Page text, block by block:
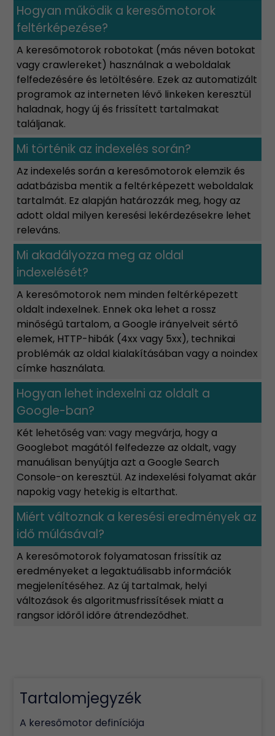
Hogyan működik a keresőmotorok
feltérképezése?
A keresőmotorok robotokat (más néven botokat
vagy crawlereket) használnak a weboldalak
felfedezésére és letöltésére. Ezek az automatizált
programok az interneten lévő linkeken keresztül
haladnak, hogy új és frissített tartalmakat
találjanak.
Mi történik az indexelés során?
Az indexelés során a keresőmotorok elemzik és
adatbázisba mentik a feltérképezett weboldalak
tartalmát. Ez alapján határozzák meg, hogy az
adott oldal milyen keresési lekérdezésekre lehet
releváns.
Mi akadályozza meg az oldal
indexelését?
A keresőmotorok nem minden feltérképezett
oldalt indexelnek. Ennek oka lehet a rossz
minőségű tartalom, a Google irányelveit sértő
elemek, HTTP-hibák (4xx vagy 5xx), technikai
problémák az oldal kialakításában vagy a noindex
címke használata.
Hogyan lehet indexelni az oldalt a
Google-ban?
Két lehetőség van: vagy megvárja, hogy a
Googlebot magától felfedezze az oldalt, vagy
manuálisan benyújtja azt a Google Search
Console-on keresztül. Az indexelési folyamat akár
napokig vagy hetekig is eltarthat.
Miért változnak a keresési eredmények az
idő múlásával?
A keresőmotorok folyamatosan frissítik az
eredményeket a legaktuálisabb információk
megjelenítéséhez. Az új tartalmak, helyi
változások és algoritmusfrissítések miatt a
rangsor időről időre átrendeződhet.
Tartalomjegyzék
A keresőmotor definíciója